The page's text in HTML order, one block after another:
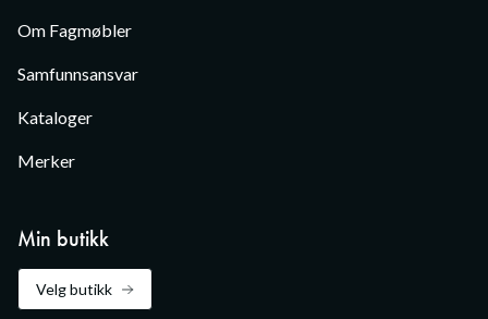
Om Fagmøbler
Samfunnsansvar
Kataloger
Merker
Min butikk
Velg butikk